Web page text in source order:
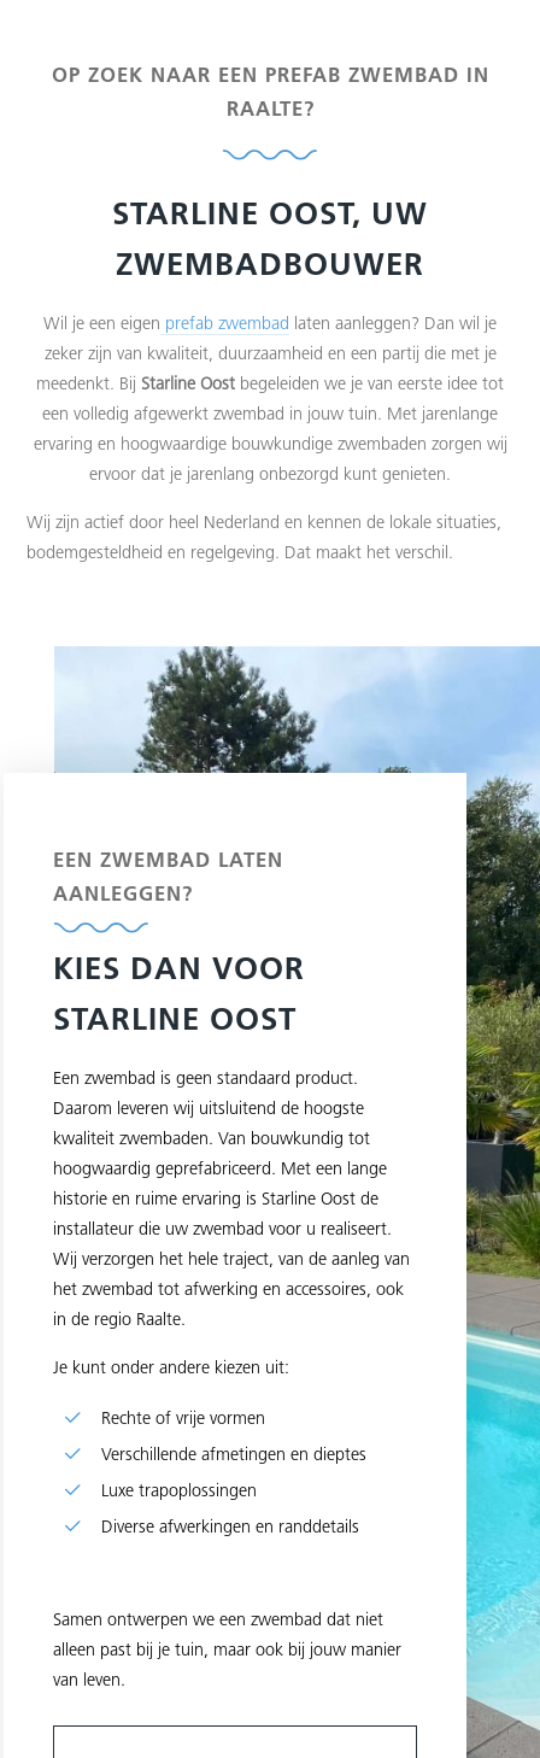
OP ZOEK NAAR EEN PREFAB ZWEMBAD IN
RAALTE?
STARLINE OOST, UW
ZWEMBADBOUWER
Wil je een eigen prefab zwembad laten aanleggen? Dan wil je
zeker zijn van kwaliteit, duurzaamheid en een partij die met je
meedenkt. Bij Starline Oost begeleiden we je van eerste idee tot
een volledig afgewerkt zwembad in jouw tuin. Met jarenlange
ervaring en hoogwaardige bouwkundige zwembaden zorgen wij
ervoor dat je jarenlang onbezorgd kunt genieten.
Wij zijn actief door heel Nederland en kennen de lokale situaties,
bodemgesteldheid en regelgeving. Dat maakt het verschil.
EEN ZWEMBAD LATEN
AANLEGGEN?
KIES DAN VOOR
STARLINE OOST
Een zwembad is geen standaard product.
Daarom leveren wij uitsluitend de hoogste
kwaliteit zwembaden. Van bouwkundig tot
hoogwaardig geprefabriceerd. Met een lange
historie en ruime ervaring is Starline Oost de
installateur die uw zwembad voor u realiseert.
Wij verzorgen het hele traject, van de aanleg van
het zwembad tot afwerking en accessoires, ook
in de regio Raalte.
Je kunt onder andere kiezen uit:
Rechte of vrije vormen
Verschillende afmetingen en dieptes
Luxe trapoplossingen
Diverse afwerkingen en randdetails
Samen ontwerpen we een zwembad dat niet
alleen past bij je tuin, maar ook bij jouw manier
van leven.